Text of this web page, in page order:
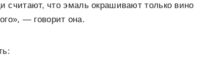
считают, что эмаль окрашивают только вино
— говорит она.